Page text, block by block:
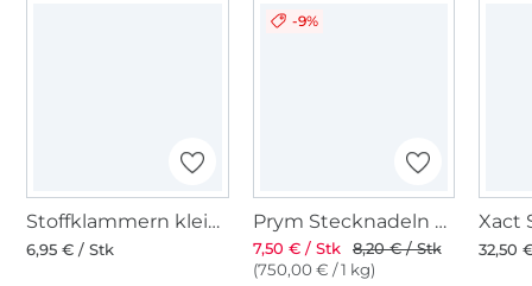
Stoffklammern klein 20 Stk., bunt
6,95 € / Stk
-9%
Prym Stecknadeln mit Griff
7,50 € / Stk
8,20 € / Stk
(750,00 € / 1 kg)
32,50